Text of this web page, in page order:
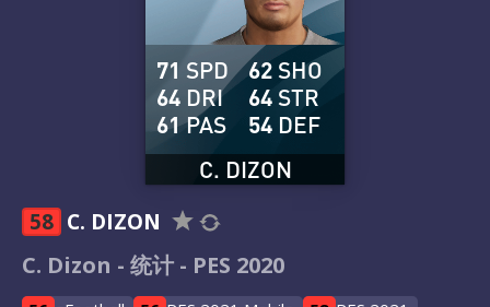
C. DIZON
71 SPD
64 DRI
61PAS
62 SHO
64 STR
54 DEF
58 C. DIZON
C. Dizon - 统计 - PES 2020